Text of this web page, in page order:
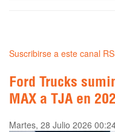
Suscribirse a este canal
Ford Trucks
MAX a TJA en
Martes, 28 Julio 2026